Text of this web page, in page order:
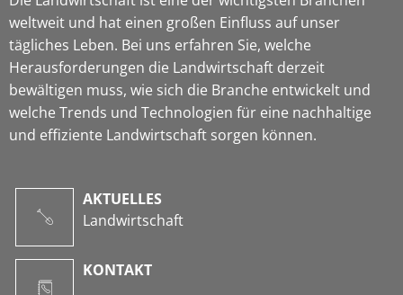
weltweit und hat einen großen Einfluss auf unser
tägliches Leben. Bei uns erfahren Sie, welche
Herausforderungen die Landwirtschaft derzeit
bewältigen muss, wie sich die Branche entwickelt und
welche Trends und Technologien für eine nachhaltige
und effiziente Landwirtschaft sorgen können.
AKTUELLES
Landwirtschaft
KONTAKT